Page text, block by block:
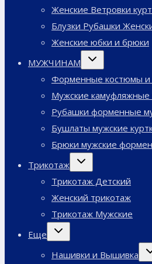
Женские Ветровки
Блузки Рубашки
Женские юбки и брюки
МУЖЧИНАМ
Переключить
дочернее
Форменные костюмы и
Мужские
Рубашки форменные
Бушлаты мужские
Брюки мужские
Трикотаж
Переключить
дочернее
Трикотаж Детский
Женский трикотаж
Трикотаж Мужские
Еще
Переключить
дочернее
Нашивки и Вышивка